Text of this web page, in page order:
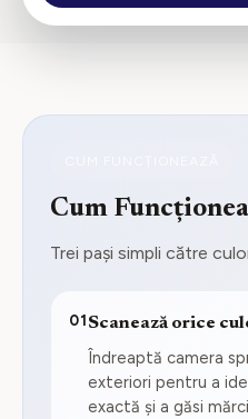
Cum
Trei pași simpli către
01 Scanează orice
Îndreaptă camera
exteriori pentru a
exactă și a găsi